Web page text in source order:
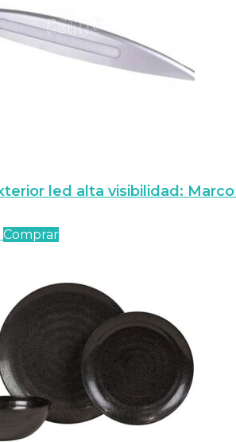
se
pueden
elegir
led alta visibilidad:
Comprar